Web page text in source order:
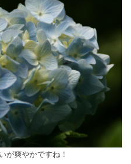
が爽やかですね！